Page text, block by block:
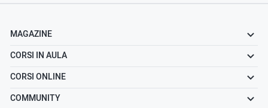
MAGAZINE
CORSI IN AULA
CORSI ONLINE
COMMUNITY